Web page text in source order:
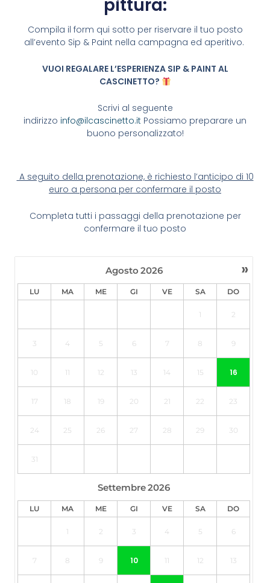
pittura:
Compila il form qui sotto per riservare il tuo posto
all’evento Sip & Paint nella campagna ed aperitivo.
VUOI REGALARE L’ESPERIENZA SIP & PAINT AL
CASCINETTO?
Scrivi al seguente
indirizzo info@ilcascinetto.it Possiamo preparare un
buono personalizzato!
A seguito della prenotazione, è richiesto l’anticipo di 10
euro a persona per confermare il posto
Completa tutti i passaggi della prenotazione per
confermare il tuo posto
»
Agosto 2026
LU MA ME GI VE SA DO
1 2
3 4 5 6 7 8 9
10 11 12 13 14 15 16
17 18 19 20 21 22 23
24 25 26 27 28 29 30
31
Settembre2026
LU MA ME GI VE SA DO
1 2 3 4 5 6
7 8 9 10 11 12 13